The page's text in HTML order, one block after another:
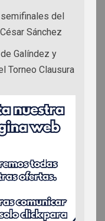
del
Sánchez
Galíndez y
Torneo Clausura